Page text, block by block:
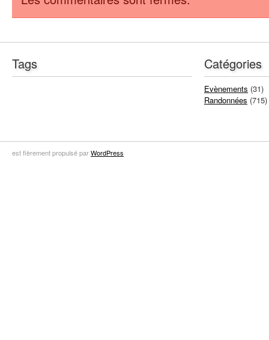
Tags Catégories
Evènements (31)
Randonnées (715)
est fièrement propulsé parWordPress